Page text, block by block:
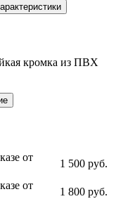
кромка из ПВХ
от
1 500 руб.
от
1 800 руб.